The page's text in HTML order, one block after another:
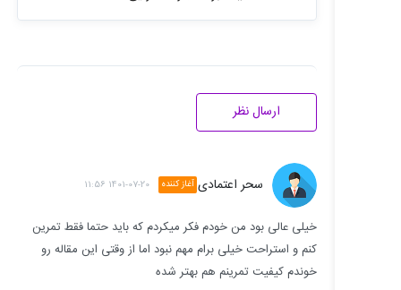
ارسال نظر
سحر اعتمادی آغاز کننده 1401-07-20 11:56
خیلی عالی بود من خودم فکر میکردم که باید حتما فقط تمرین
کنم و استراحت خیلی برام مهم نبود اما از وقتی این مقاله رو
خوندم کیفیت تمرینم هم بهتر شده